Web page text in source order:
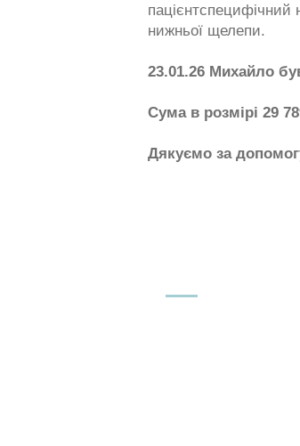
пацієнтспецифічний
нижньої щелепи.
23.01.26 Михайло
Сума в розмірі 29
Дякуємо за